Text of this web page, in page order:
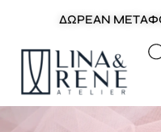
ΔΩΡΕΑΝ